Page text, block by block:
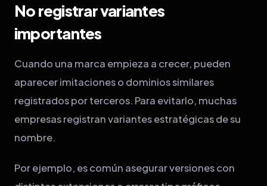
No registrar variantes
importantes
Cuando una marca empieza a crecer, pueden
aparecer imitaciones o dominios similares
registrados por terceros. Para evitarlo, muchas
empresas registran variantes estratégicas de su
nombre.
Por ejemplo, es común asegurar versiones con